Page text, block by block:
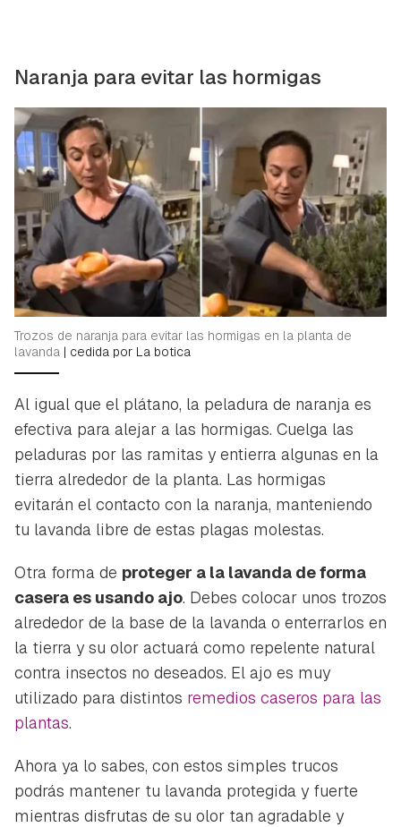
Naranja para evitar las hormigas
Trozos de naranja para evitar las hormigas en la planta de
lavanda | cedida por La botica
Al igual que el plátano, la peladura de naranja es
efectiva para alejar a las hormigas. Cuelga las
peladuras por las ramitas y entierra algunas en la
tierra alrededor de la planta. Las hormigas
evitarán el contacto con la naranja, manteniendo
tu lavanda libre de estas plagas molestas.
Otra forma de proteger a la lavanda de forma
casera es usando ajo. Debes colocar unos trozos
alrededor de la base de la lavanda o enterrarlos en
la tierra y su olor actuará como repelente natural
contra insectos no deseados. El ajo es muy
utilizado para distintos remedios caseros para las
plantas.
Ahora ya lo sabes, con estos simples trucos
podrás mantener tu lavanda protegida y fuerte
mientras disfrutas de su olor tan agradable y